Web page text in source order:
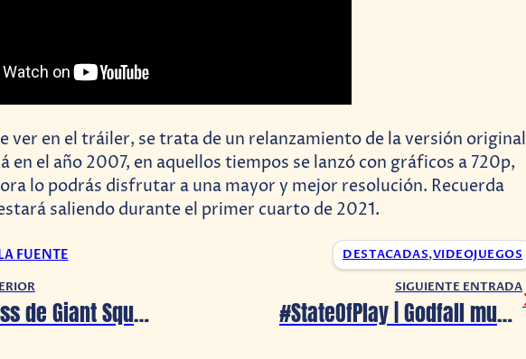
ver en el tráiler, se trata de un relanzamiento de la versión original
en el año 2007, en aquellos tiempos se lanzó con gráficos a 720p,
lo podrás disfrutar a una mayor y mejor resolución. Recuerda
saliendo durante el primer cuarto de 2021.
FUENTE DESTACADAS,VIDEOJUEGOS
The Pathless de Giant Squid es mostrado en #StateOfPlay
SIGUIENTE ENTRADA
#StateOfPlay | Godfall muestrá más características y gameplay